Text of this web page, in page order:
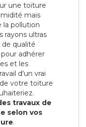
une toiture
mais
la pollution
rayons ultras
qualité
adhérer
et les
d'un vrai
votre toiture
travaux de
selon vos
.